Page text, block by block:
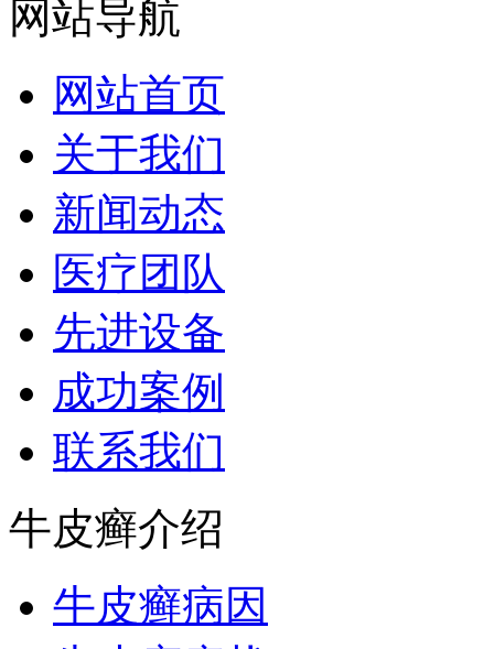
网站导航
网站首页
关于我们
新闻动态
医疗团队
先进设备
成功案例
联系我们
牛皮癣介绍
牛皮癣病因